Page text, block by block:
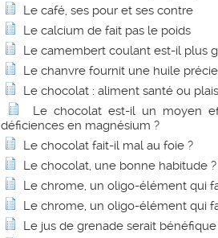
Le café, ses pour et ses contre
Le calcium de fait pas le poids
Le camembert coulant est-il plus
Le chanvre fournit une huile
Le chocolat : aliment santé ou
Le chocolat est-il un moyen
déficiences en magnésium ?
Le chocolat fait-il mal au foie ?
Le chocolat, une bonne habitude ?
Le chrome, un oligo-élément qui
Le chrome, un oligo-élément qui
Le jus de grenade serait